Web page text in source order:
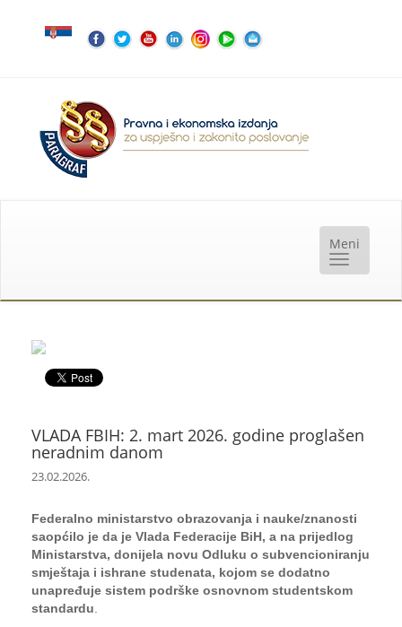
VLADA FBIH: 2. mart 2026. godine proglašen
neradnim danom
23.02.2026.
Federalno ministarstvo obrazovanja i nauke/znanosti
saopćilo je da je Vlada Federacije BiH, a na prijedlog
Ministarstva, donijela novu Odluku o subvencioniranju
smještaja i ishrane studenata, kojom se dodatno
unapređuje sistem podrške osnovnom studentskom
standardu